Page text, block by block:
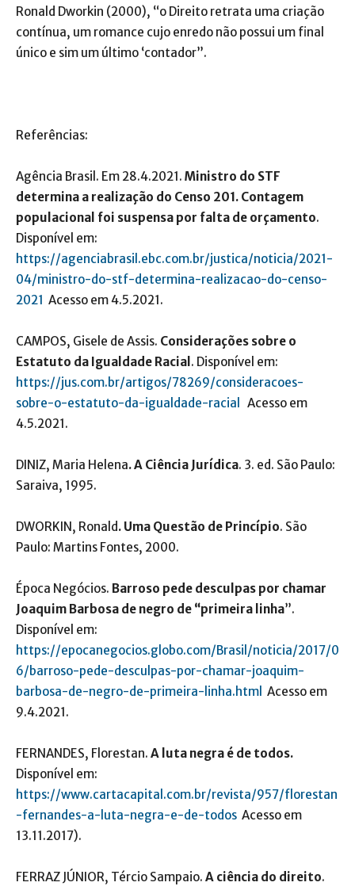
Ronald Dworkin (2000), “o Direito retrata uma criação
contínua, um romance cujo enredo não possui um final
único e sim um último ‘contador”.
Referências:
Agência Brasil. Em 28.4.2021. Ministro do STF
determina a realização do Censo 201. Contagem
populacional foi suspensa por falta de orçamento.
Disponível em:
https://agenciabrasil.ebc.com.br/justica/noticia/2021-
04/ministro-do-stf-determina-realizacao-do-censo-
2021 Acesso em 4.5.2021.
CAMPOS, Gisele de Assis. Considerações sobre o
Estatuto da Igualdade Racial . Disponível em:
https://jus.com.br/artigos/78269/consideracoes-
sobre-o-estatuto-da-igualdade-racial
Acesso em
4.5.2021.
DINIZ, Maria Helena. A Ciência Jurídica. 3. ed. São Paulo:
Saraiva, 1995.
DWORKIN, Ronald. Uma Questão de Princípio. São
Paulo: Martins Fontes, 2000.
Época Negócios. Barroso pede desculpas por chamar
Joaquim Barbosa de negro de “primeira linha”.
Disponível em:
https://epocanegocios.globo.com/Brasil/noticia/2017/0
6/barroso-pede-desculpas-por-chamar-joaquim-
barbosa-de-negro-de-primeira-linha.html Acesso em
9.4.2021.
FERNANDES, Florestan. A luta negra é de todos.
Disponível em:
https://www.cartacapital.com.br/revista/957/florestan
-fernandes-a-luta-negra-e-de-todos Acesso em
13.11.2017).
FERRAZ JÚNIOR, Tércio Sampaio. A ciência do direito.